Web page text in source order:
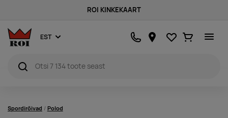
ROI KINKEKAART
EST Lemmikud
Ostukorv
Spordirõivad Polod